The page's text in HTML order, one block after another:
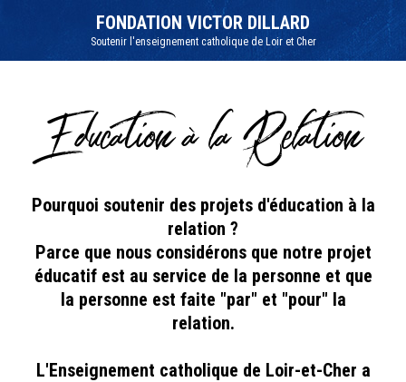
la
FONDATION VICTOR DILLARD
Soutenir l'enseignement catholique de Loir et Cher
Education à la Relation
Pourquoi soutenir des projets d'éducation à la
relation ?
Parce que nous considérons que notre projet
éducatif est au service de la personne et que
la personne est faite "par" et "pour" la
relation.
L'Enseignement catholique de Loir-et-Cher a